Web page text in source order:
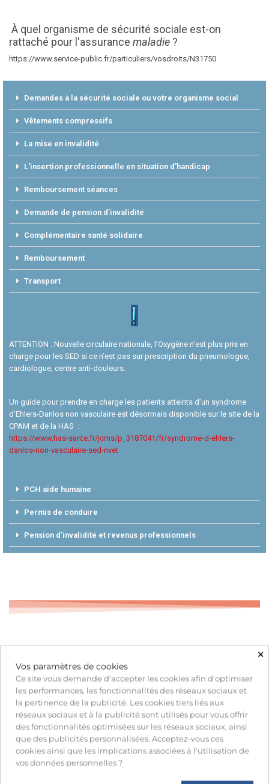
À quel organisme de sécurité sociale est-on
rattaché pour l'assurance maladie ?
https://www.service-public.fr/particuliers/vosdroits/N31750
Demandes à la sécurité sociale ou votre organisme social
Vêtements compressifs
La mise en invalidité
L'insertion professionnelle en situation d'handicap
Remboursement séances
Demande de pension d’invalidité
Complémentaire santé solidaire
Remboursement
Transport
ATTENTION : Nouvelle circulaire nationale, l’Oxygène n’est plus pris en
charge pour les SED si ce n’est pas sur prescription du pneumologue,
cardiologue, centre anti-douleurs.
Un guide pour prendre en charge les patients atteints d’un syndrome
d’Ehlers-Danlos non vasculaire est désormais disponible sur le site de la
CPAM et de la HAS :
https://www.has-sante.fr/jcms/p_3187041/fr/syndrome-d-ehlers-
danlos-non-vasculaire-sed-nvet
PCH aide humaine
Permis de conduire
Pension d’invalidité et revenus professionnels
×
Vos paramètres de cookies
Ce site vous demande d'accepter les cookies afin d'optimiser
les performances, les fonctionnalités des réseaux sociaux et
la pertinence de la publicité. Les cookies tiers liés aux
réseaux sociaux et à la publicité sont utilisés pour vous offrir
des fonctionnalités optimisées sur les réseaux sociaux, ainsi
que des publicités personnalisées. Acceptez-vous ces
cookies ainsi que les implications associées à l'utilisation de
vos données personnelles ?